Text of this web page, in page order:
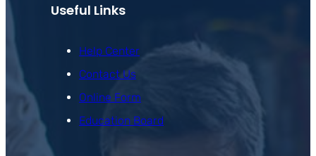
Useful Links
Help Center
Contact Us
Online Form
Education Board